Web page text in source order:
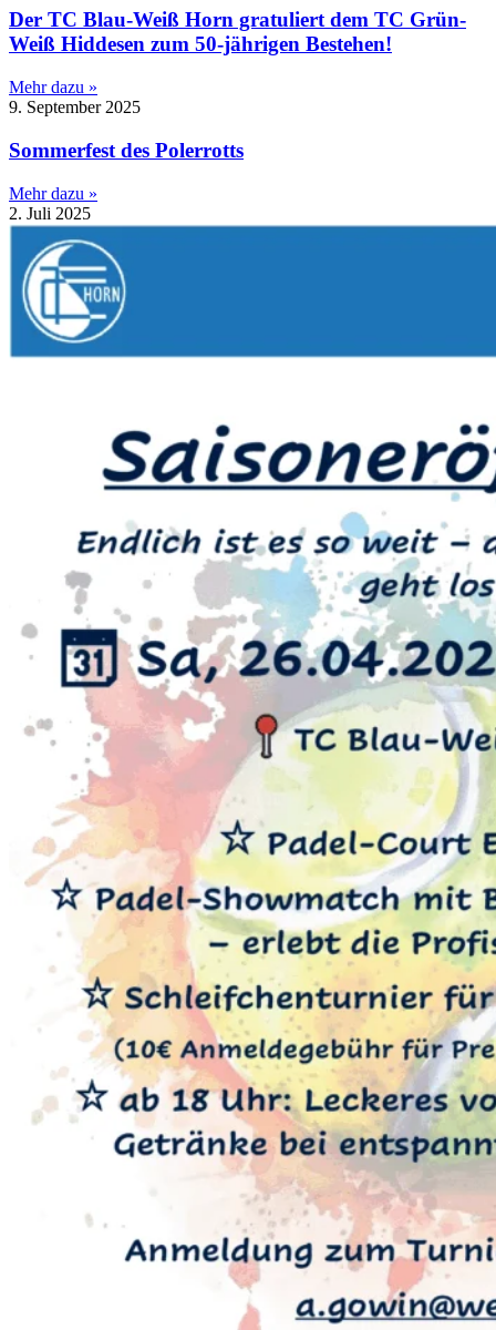
Der TC Blau-Weiß Horn gratuliert dem TC Grün-
Weiß Hiddesen zum 50-jährigen Bestehen!
Mehr dazu »
9. September 2025
Sommerfest des Polerrotts
Mehr dazu »
2. Juli 2025